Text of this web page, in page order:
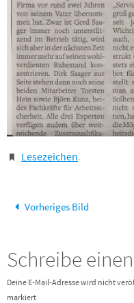
Lesezeichen.
Vorheriges Bild
Schreibe
Deine E-Mail-Adresse wird nicht
markiert